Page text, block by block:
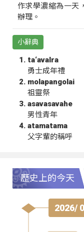
作求學濃縮為一天
辦理。
小辭典
ta‘avalra
勇士成年禮
molapangolai
祖靈祭
asavasavahe
男性青年
atamatama
父字輩的稱呼
歷史上的今天
2026/